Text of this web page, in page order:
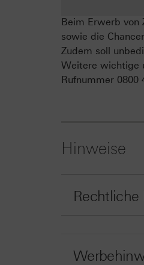
Beim Erwerb von
sowie die
Zudem soll
Weitere wichtige
Rufnummer
Hinweise